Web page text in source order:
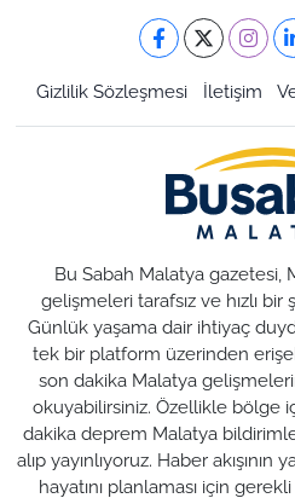
Gizlilik Sözleşmesi İletişim
Bu Sabah Malatya gazetesi,
gelişmeleri tarafsız ve hızlı bir
Günlük yaşama dair ihtiyaç
tek bir platform üzerinden
son dakika Malatya
okuyabilirsiniz. Özellikle bölge
dakika deprem Malatya
alıp yayınlıyoruz. Haber akışının
hayatını planlaması için